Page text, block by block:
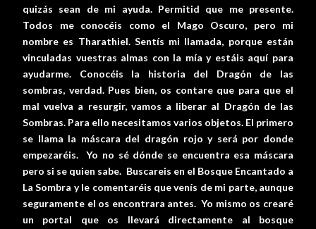
quizás sean de mi ayuda. Permitid que me presente.
Todos me conocéis como el Mago Oscuro, pero mi
nombre es Tharathiel. Sentís mi llamada, porque están
vinculadas vuestras almas con la mía y estáis aquí para
ayudarme. Conocéis la historia del Dragón de las
sombras, verdad. Pues bien, os contare que para que el
mal vuelva a resurgir, vamos a liberar al Dragón de las
Sombras. Para ello necesitamos varios objetos. El primero
se llama la máscara del dragón rojo y será por donde
empezaréis.
Yo no sé dónde se encuentra esa máscara
pero si se quien sabe. Buscareis en el Bosque Encantado a
La Sombra y le comentaréis que venís de mi parte, aunque
seguramente el os encontrara antes. Yo mismo os crearé
un portal que os llevará directamente al bosque